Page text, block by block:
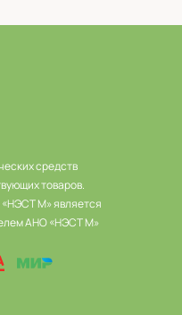
средств
товаров.
М» является
АНО «НЭСТ М»